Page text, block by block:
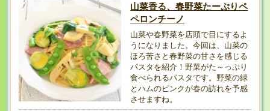
山菜香る、春野菜たーぷりペ
ペロンチーノ
山菜や春野菜を店頭で目にするよ
うになりました。今回は、山菜の
ほろ苦さと春野菜の甘さを感じる
パスタを紹介！野菜がた～っぷり
食べられるパスタです。野菜の緑
とハムのピンクが春の訪れを予感
させますね。